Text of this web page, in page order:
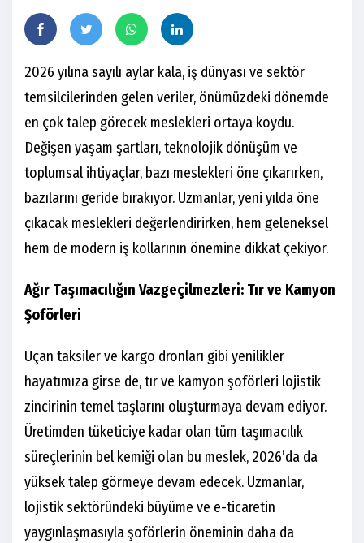
2026 yılına sayılı aylar kala, iş dünyası ve sektör
temsilcilerinden gelen veriler, önümüzdeki dönemde
en çok talep görecek meslekleri ortaya koydu.
Değişen yaşam şartları, teknolojik dönüşüm ve
toplumsal ihtiyaçlar, bazı meslekleri öne çıkarırken,
bazılarını geride bırakıyor. Uzmanlar, yeni yılda öne
çıkacak meslekleri değerlendirirken, hem geleneksel
hem de modern iş kollarının önemine dikkat çekiyor.
Ağır Taşımacılığın Vazgeçilmezleri: Tır ve Kamyon
Şoförleri
Uçan taksiler ve kargo dronları gibi yenilikler
hayatımıza girse de, tır ve kamyon şoförleri lojistik
zincirinin temel taşlarını oluşturmaya devam ediyor.
Üretimden tüketiciye kadar olan tüm taşımacılık
süreçlerinin bel kemiği olan bu meslek, 2026’da da
yüksek talep görmeye devam edecek. Uzmanlar,
lojistik sektöründeki büyüme ve e-ticaretin
yaygınlaşmasıyla şoförlerin öneminin daha da